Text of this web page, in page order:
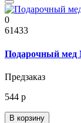
0
61433
Подарочный мед
Предзаказ
544 р
В корзину